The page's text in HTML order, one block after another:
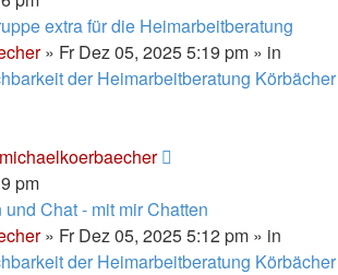
extra für die Heimarbeitberatung
» Fr Dez 05, 2025 5:19 pm » in
der Heimarbeitberatung Körbächer
michaelkoerbaecher
pm
Chat - mit mir Chatten
» Fr Dez 05, 2025 5:12 pm » in
der Heimarbeitberatung Körbächer